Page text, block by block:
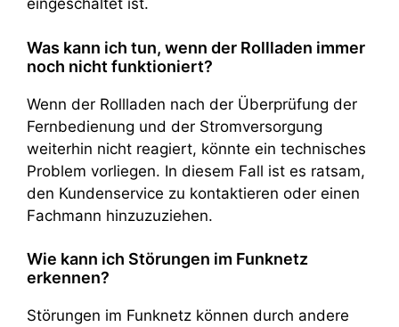
eingeschaltet ist.
Was kann ich tun, wenn der Rollladen immer
noch nicht funktioniert?
Wenn der Rollladen nach der Überprüfung der
Fernbedienung und der Stromversorgung
weiterhin nicht reagiert, könnte ein technisches
Problem vorliegen. In diesem Fall ist es ratsam,
den Kundenservice zu kontaktieren oder einen
Fachmann hinzuzuziehen.
Wie kann ich Störungen im Funknetz
erkennen?
Störungen im Funknetz können durch andere